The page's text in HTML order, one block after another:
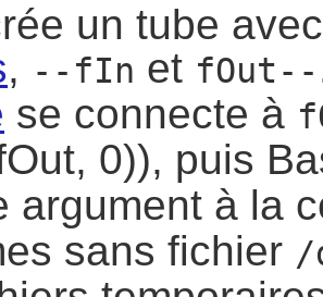
un tube
, --fIn et fOut--
se connecte à
0)), puis
argument à la
sans fichier /